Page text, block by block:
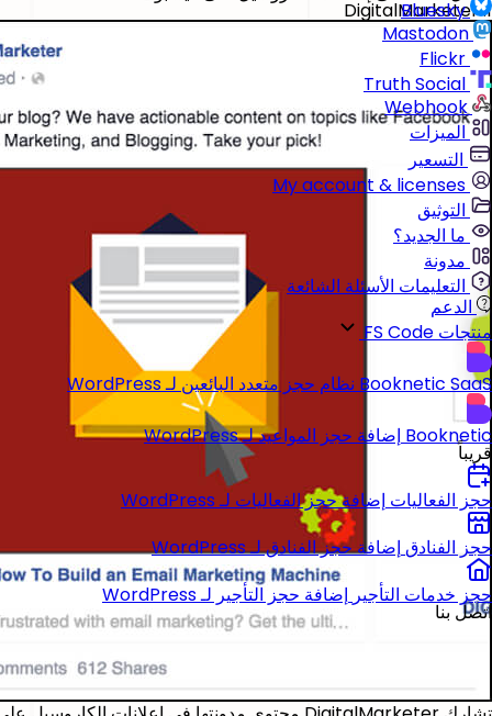
Bluesky
Webhook
الميزات
التسعير
التوثيق
ما الجديد؟
مدونة
التعليمات الأسئلة الشائعة
الدعم
منتجات FS Code
Booknetic SaaS نظام حجز متعدد البائعين لـ WordPress
Booknetic إضافة حجز المواعيد لـ WordPress
قريباً
حجز الفعاليات إضافة حجز الفعاليات لـ WordPress
حجز الفنادقإضافة حجز الفنادق لـ WordPress
حجز خدمات التأجير إضافة حجز التأجير لـ WordPress
اتصل بنا
1. DigitalMarketer